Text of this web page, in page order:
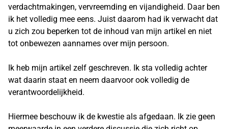
verdachtmakingen, vervreemding en vijandigheid. Daar ben
ik het volledig mee eens. Juist daarom had ik verwacht dat
u zich zou beperken tot de inhoud van mijn artikel en niet
tot onbewezen aannames over mijn persoon.
Ik heb mijn artikel zelf geschreven. Ik sta volledig achter
wat daarin staat en neem daarvoor ook volledig de
verantwoordelijkheid.
Hiermee beschouw ik de kwestie als afgedaan. Ik zie geen